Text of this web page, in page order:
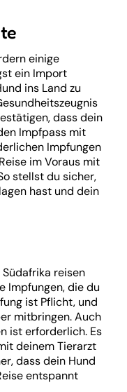
einige
ein Import
ins Land zu
dass dein
Impfpass mit
Impfungen
im Voraus mit
stellst du sicher,
hast und dein
reisen
Impfungen, die du
ist Pflicht, und
mitbringen. Auch
ist erforderlich. Es
deinem Tierarzt
dass dein Hund
entspannt